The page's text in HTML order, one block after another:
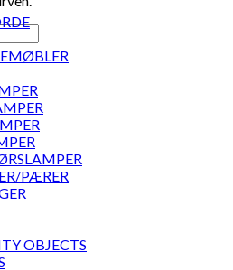
PÆRER
OBJECTS